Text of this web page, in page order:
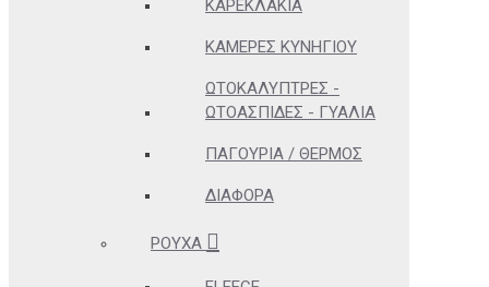
ΚΑΡΕΚΛΆΚΙΑ
ΚΆΜΕΡΕΣ ΚΥΝΗΓΊΟΥ
ΩΤΟΚΑΛΎΠΤΡΕΣ -
ΩΤΟΑΣΠΊΔΕΣ - ΓΥΑΛΙΆ
ΠΑΓΟΎΡΙΑ / ΘΕΡΜΌΣ
ΔΙΆΦΟΡΑ
ΡΟΎΧΑ